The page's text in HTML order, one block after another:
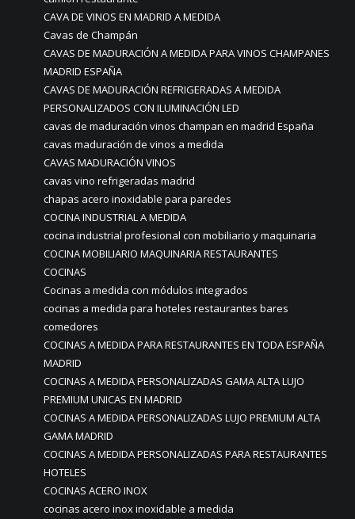
CAVA DE VINOS EN MADRID A MEDIDA
Cavas de Champán
CAVAS DE MADURACIÓN A MEDIDA PARA VINOS CHAMPANES
MADRID ESPAÑA
CAVAS DE MADURACIÓN REFRIGERADAS A MEDIDA
PERSONALIZADOS CON ILUMINACIÓN LED
cavas de maduración vinos champan en madrid España
cavas maduración de vinos a medida
CAVAS MADURACIÓN VINOS
cavas vino refrigeradas madrid
chapas acero inoxidable para paredes
COCINA INDUSTRIAL A MEDIDA
cocina industrial profesional con mobiliario y maquinaria
COCINA MOBILIARIO MAQUINARIA RESTAURANTES
COCINAS
Cocinas a medida con módulos integrados
cocinas a medida para hoteles restaurantes bares
comedores
COCINAS A MEDIDA PARA RESTAURANTES EN TODA ESPAÑA
MADRID
COCINAS A MEDIDA PERSONALIZADAS GAMA ALTA LUJO
PREMIUM UNICAS EN MADRID
COCINAS A MEDIDA PERSONALIZADAS LUJO PREMIUM ALTA
GAMA MADRID
COCINAS A MEDIDA PERSONALIZADAS PARA RESTAURANTES
HOTELES
COCINAS ACERO INOX
cocinas acero inox inoxidable a medida